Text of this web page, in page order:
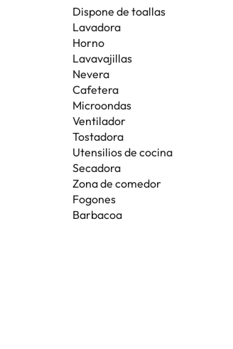
Dispone de toallas
Lavadora
Horno
Lavavajillas
Nevera
Cafetera
Microondas
Ventilador
Tostadora
Utensilios de cocina
Secadora
Zona de comedor
Fogones
Barbacoa